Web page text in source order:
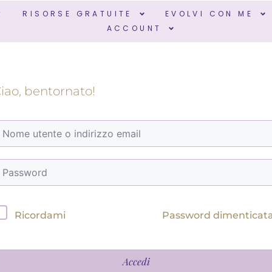
RISORSE GRATUITE EVOLVI CON ME
ACCOUNT
bentornato!
Ricordami Password
Accedi